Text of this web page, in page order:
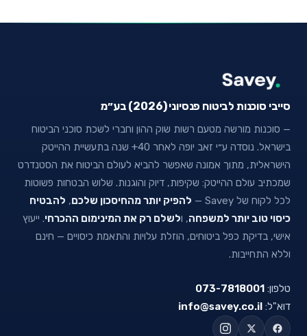
סייבי סוכנות לביטוח פנסיוני (2026) בע״מ
— סוכנות מורשה מטעם רשות שוק ההון וחברי לשכת סוכני הביטוח
בישראל. נוסדה ע״י זאב יופה לאחר 40+ שנה בתעשיית ההייטק
הישראלית, מתוך אמונה שאפשר להביא לעולם הביטוח את הסטנדרט
שמכתיב עולם ההייטק: שקיפות, דיוק והוגנות. שלוש הבטחות פשוטות
לכל לקוח של Savey —
להפיק יותר מהחיסכון שלכם, להבטיח
כיסוי טוב יותר למשפחה, ולשלם רק את המינימום ההכרחי. ייעוץ
אישי, בדיקת כפל ביטוחים, הוזלת עלויות והתאמת כיסויים — חינם
וללא התחייבות.
טלפון: 073-7818001
דוא"ל: info@savey.co.il